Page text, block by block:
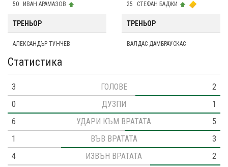
50 ИВАН АРАМАЗОВ 25 СТЕФАН БАДЖИ
ТРЕНЬОР
АЛЕКСАНДЪР ТУНЧЕВ
ТРЕНЬОР
ВАЛДАС ДАМБРАУСКАС
Статистика
3 ГОЛОВЕ
2
0
ДУЗПИ
1
6
УДАРИ КЪМ ВРАТАТА
5
1
ВЪВ ВРАТАТА
3
4
ИЗВЪН ВРАТАТА
2